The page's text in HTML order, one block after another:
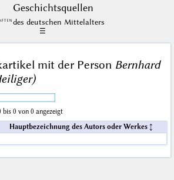
Geschichts­quellen
des deutschen Mittelalters
☰
mit der Person Bernhard
bis 0 von 0 angezeigt
Hauptbezeichnung des Autors oder Werkes